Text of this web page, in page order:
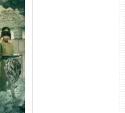
do